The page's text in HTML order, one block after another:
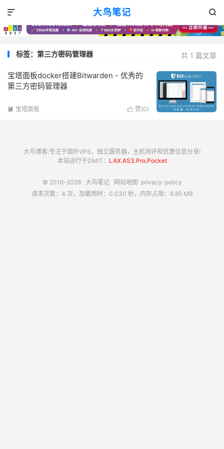
大鸟笔记 

共 1 篇文章
标签：第三方密码管理器
宝塔面板docker搭建Bitwarden - 优秀的
第三方密码管理器
 赞(0)
 宝塔面板
大鸟博客:专注于国外VPS，独立服务器，主机测评和优惠信息分享!
本站运行于DMIT： LAX.AS3.Pro.Pocket
© 2016-2026 大鸟笔记 网站地图 privacy-policy
请求次数：4 次，加载用时：0.030 秒，内存占用：6.85 MB